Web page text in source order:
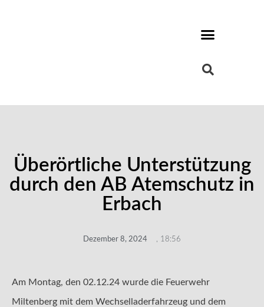
Überörtliche Unterstützung
durch den AB Atemschutz in
Erbach
Dezember 8, 2024 18:56
Am Montag, den 02.12.24 wurde die Feuerwehr
Miltenberg mit dem Wechselladerfahrzeug und dem